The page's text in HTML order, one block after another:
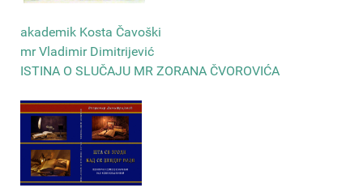
akademik Kosta Čavoški
mr Vladimir Dimitrijević
ISTINA O SLUČAJU MR ZORANA ČVOROVIĆA